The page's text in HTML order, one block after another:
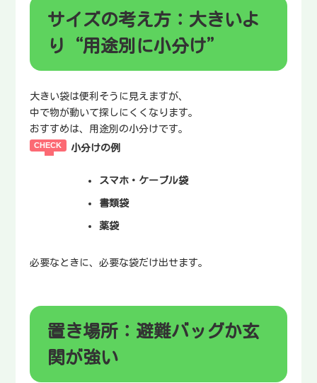
サイズの考え方：大きいよ
り“用途別に小分け”
大きい袋は便利そうに見えますが、
中で物が動いて探しにくくなります。
おすすめは、用途別の小分けです。
小分けの例
スマホ・ケーブル袋
書類袋
薬袋
必要なときに、必要な袋だけ出せます。
置き場所：避難バッグか玄
関が強い